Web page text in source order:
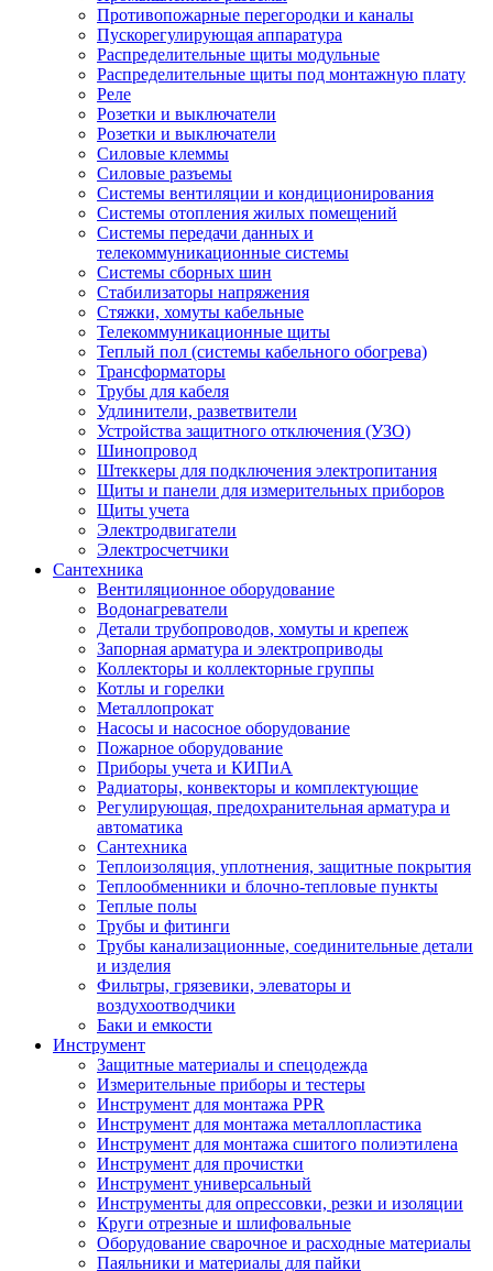
Противопожарные перегородки и каналы
Пускорегулирующая аппаратура
Распределительные щиты модульные
Распределительные щиты под монтажную плату
Реле
Розетки и выключатели
Розетки и выключатели
Силовые клеммы
Силовые разъемы
Системы вентиляции и кондиционирования
Системы отопления жилых помещений
Системы передачи данных и
телекоммуникационные системы
Системы сборных шин
Стабилизаторы напряжения
Стяжки, хомуты кабельные
Телекоммуникационные щиты
Теплый пол (системы кабельного обогрева)
Трансформаторы
Трубы для кабеля
Удлинители, разветвители
Устройства защитного отключения (УЗО)
Шинопровод
Штеккеры для подключения электропитания
Щиты и панели для измерительных приборов
Щиты учета
Электродвигатели
Электросчетчики
Сантехника
Вентиляционное оборудование
Водонагреватели
Детали трубопроводов, хомуты и крепеж
Запорная арматура и электроприводы
Коллекторы и коллекторные группы
Котлы и горелки
Металлопрокат
Насосы и насосное оборудование
Пожарное оборудование
Приборы учета и КИПиА
Радиаторы, конвекторы и комплектующие
Регулирующая, предохранительная арматура и
автоматика
Сантехника
Теплоизоляция, уплотнения, защитные покрытия
Теплообменники и блочно-тепловые пункты
Теплые полы
Трубы и фитинги
Трубы канализационные, соединительные детали
и изделия
Фильтры, грязевики, элеваторы и
воздухоотводчики
Баки и емкости
Инструмент
Защитные материалы и спецодежда
Измерительные приборы и тестеры
Инструмент для монтажа PPR
Инструмент для монтажа металлопластика
Инструмент для монтажа сшитого полиэтилена
Инструмент для прочистки
Инструмент универсальный
Инструменты для опрессовки, резки и изоляции
Круги отрезные и шлифовальные
Оборудование сварочное и расходные материалы
Паяльники и материалы для пайки